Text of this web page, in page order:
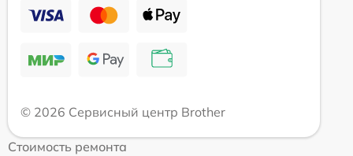
© 2026 Сервисный центр Brother
Стоимость ремонта